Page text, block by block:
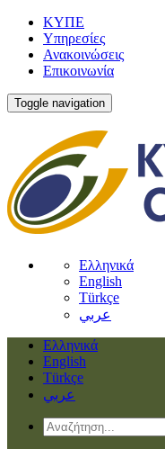
ΚΥΠΕ
Υπηρεσίες
Ανακοινώσεις
Επικοινωνία
Toggle navigation
Ελληνικά
English
Türkçe
عربي
Ελληνικά
English
Türkçe
عربي